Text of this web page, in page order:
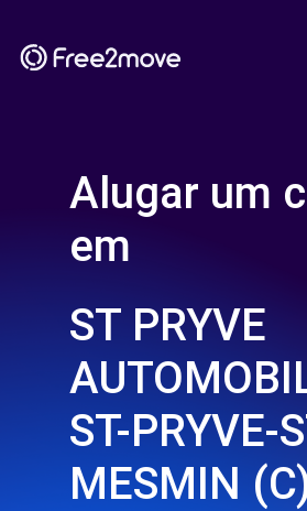
Alugar um
em
ST PRYVE
ST-PRYVE-
MESMIN